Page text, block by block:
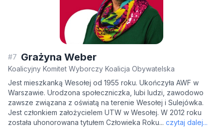
#7 Grażyna Weber
Koalicyjny Komitet Wyborczy Koalicja Obywatelska
Jest mieszkanką Wesołej od 1955 roku. Ukończyła AWF w
Warszawie. Urodzona społeczniczka, lubi ludzi, zawodowo
zawsze związana z oświatą na terenie Wesołej i Sulejówka.
Jest członkiem założycielem UTW w Wesołej. W 2012 roku
została uhonorowana tytułem Człowieka Roku... czytaj dalej...